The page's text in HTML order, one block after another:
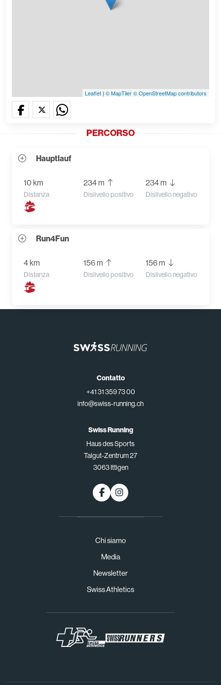
Leaflet | © MapTiler© OpenStreetMap contributors
PERCORSO
Hauptlauf
10 km
Distanza
234 m
Dislivello positivo
234 m
Dislivello negativo
Run4Fun
4 km
Distanza
156 m
Dislivello positivo
156 m
Dislivello negativo
Chi siamo
Media
Newsletter
Swiss Athletics
Contatto
+41 31 359 73 00
info@swiss-running.ch
Swiss Running
Haus des Sports
Talgut-Zentrum 27
3063 Ittigen